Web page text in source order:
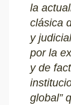
la
clásica
y
por la
y de
global”